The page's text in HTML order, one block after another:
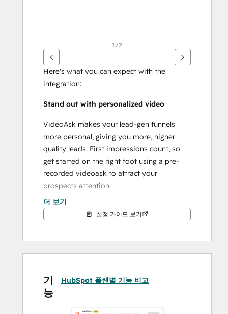
시
오.
1/2
Here's what you can expect with the
integration:
Stand out with personalized video
VideoAsk makes your lead-gen funnels
more personal, giving you more, higher
quality leads. First impressions count, so
get started on the right foot using a pre-
recorded videoask to attract your
prospects attention.
Get your data all in one place.
automatically send their information to
contact card, too.
Upgrade your leads with video
더 보기
설정 가이드 보기
기
능
HubSpot 플랜별 기능 비교